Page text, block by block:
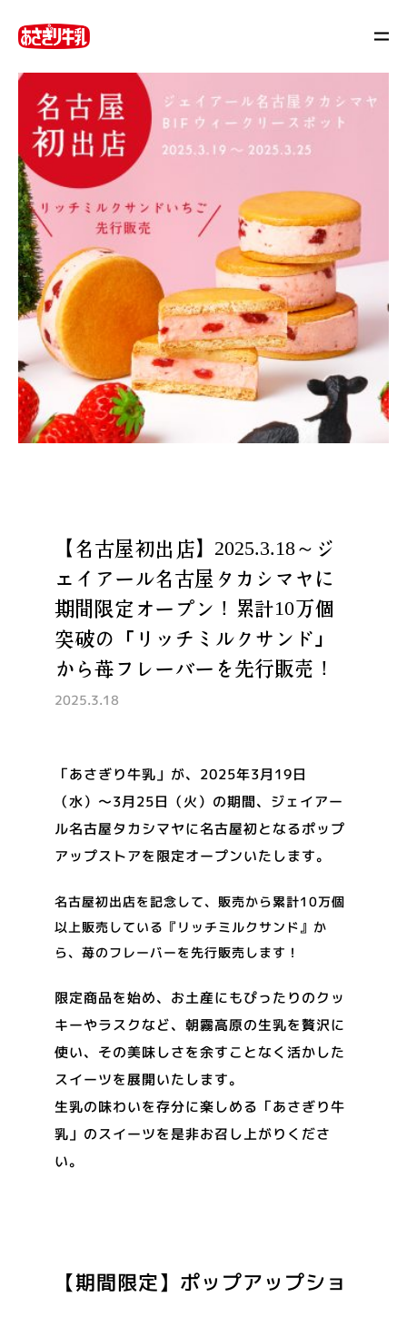
【名古屋初出店】2025.3.18～ジ
ェイアール名古屋タカシマヤに
期間限定オープン！累計10万個
突破の「リッチミルクサンド」
から苺フレーバーを先行販売！
2025.3.18
「あさぎり牛乳」が、2025年3月19日
（水）〜3月25日（火）の期間、ジェイアー
ル名古屋タカシマヤに名古屋初となるポップ
アップストアを限定オープンいたします。
名古屋初出店を記念して、販売から累計10万個
以上販売している『リッチミルクサンド』か
ら、苺のフレーバーを先行販売します！
限定商品を始め、お土産にもぴったりのクッ
キーやラスクなど、朝霧高原の生乳を贅沢に
使い、その美味しさを余すことなく活かした
スイーツを展開いたします。
生乳の味わいを存分に楽しめる「あさぎり牛
乳」のスイーツを是非お召し上がりくださ
い。
【期間限定】ポップアップショ